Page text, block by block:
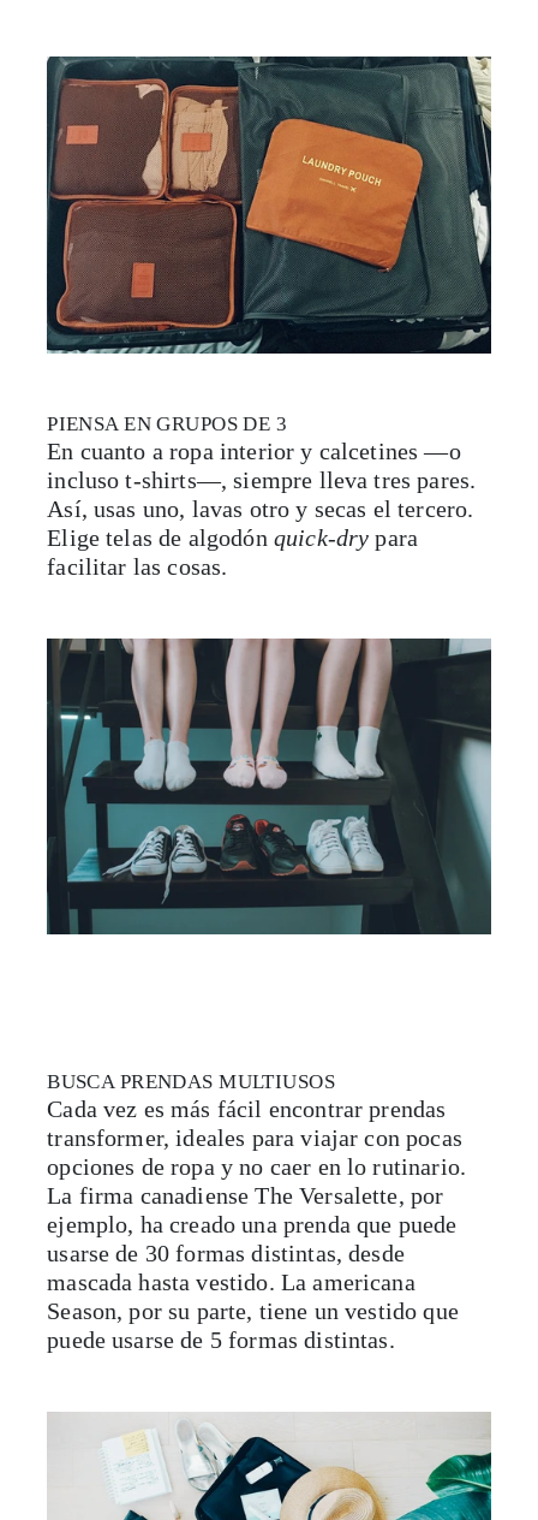
PIENSA EN GRUPOS DE 3
En cuanto a ropa interior y calcetines —o
incluso t-shirts—, siempre lleva tres pares.
Así, usas uno, lavas otro y secas el tercero.
Elige telas de algodón quick-drypara
facilitar las cosas.
BUSCA PRENDAS MULTIUSOS
Cada vez es más fácil encontrar prendas
transformer, ideales para viajar con pocas
opciones de ropa y no caer en lo rutinario.
La firma canadiense The Versalette, por
ejemplo, ha creado una prenda que puede
usarse de 30 formas distintas, desde
mascada hasta vestido. La americana
Season, por su parte, tiene un vestido que
puede usarse de 5 formas distintas.